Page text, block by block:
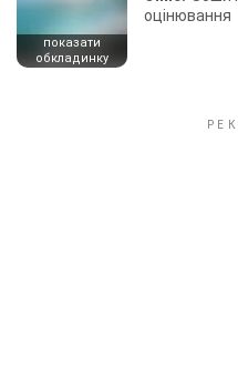
показати
обкладинку
оцінювання